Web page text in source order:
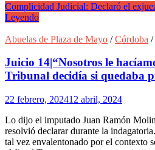
Complicidad Judicial: Declaró el
Leyendo
Abuelas de Plaza de Mayo /Córdoba /
Juicio 14|“Nosotros le
Tribunal decidía si quedaba
22 febrero, 202412 abril, 2024
Lo dijo el imputado Juan Ramón
resolvió declarar durante la
tal vez envalentonado por el contexto